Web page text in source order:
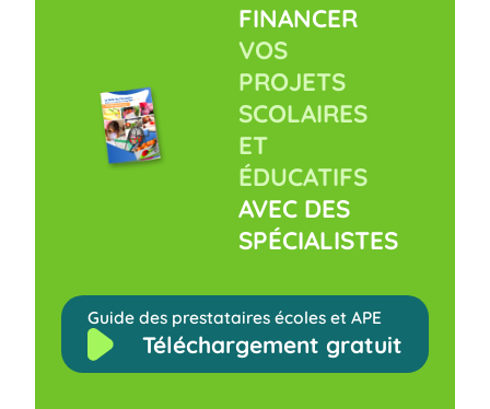
FINANCER
VOS
PROJETS
SCOLAIRES
ET
ÉDUCATIFS
AVEC DES
SPÉCIALISTES
Guide des prestataires écoles et APE
Téléchargement gratuit